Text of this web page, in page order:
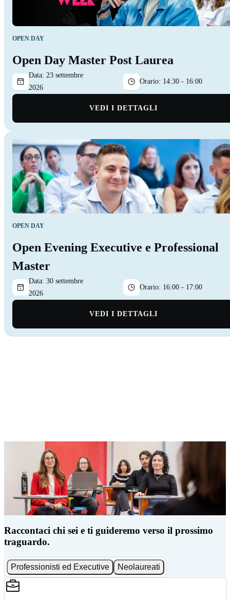
OPEN DAY
Open Day Master Post Laurea
Data: 23 settembre
2026
Orario: 14:30 - 16:00
VEDI I DETTAGLI
OPEN DAY
Open Evening Executive e Professional
Master
Data: 30 settembre
2026
Orario: 16:00 - 17:00
VEDI I DETTAGLI
Raccontaci chi sei e ti guideremo verso il prossimo
traguardo.
Professionisti ed Executive Neolaureati